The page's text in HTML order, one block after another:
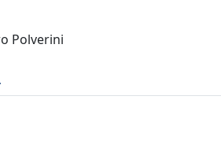
Polverini